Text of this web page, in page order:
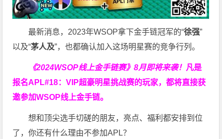
最新消息，2023年WSOP拿下金手链冠军的“徐强”
以及“茅人及”，也都确认加入这场明星赛的竞争行列。
《2024WSOP线上金手链赛》8月即将来袭！ 凡是
报名APL#18：VIP超豪明星挑战赛的玩家，都将直接获
邀参加WSOP线上金手链。
想和顶尖选手切磋的朋友，亮点、福利都安排到位
了，你还有什么理由不参加APL？